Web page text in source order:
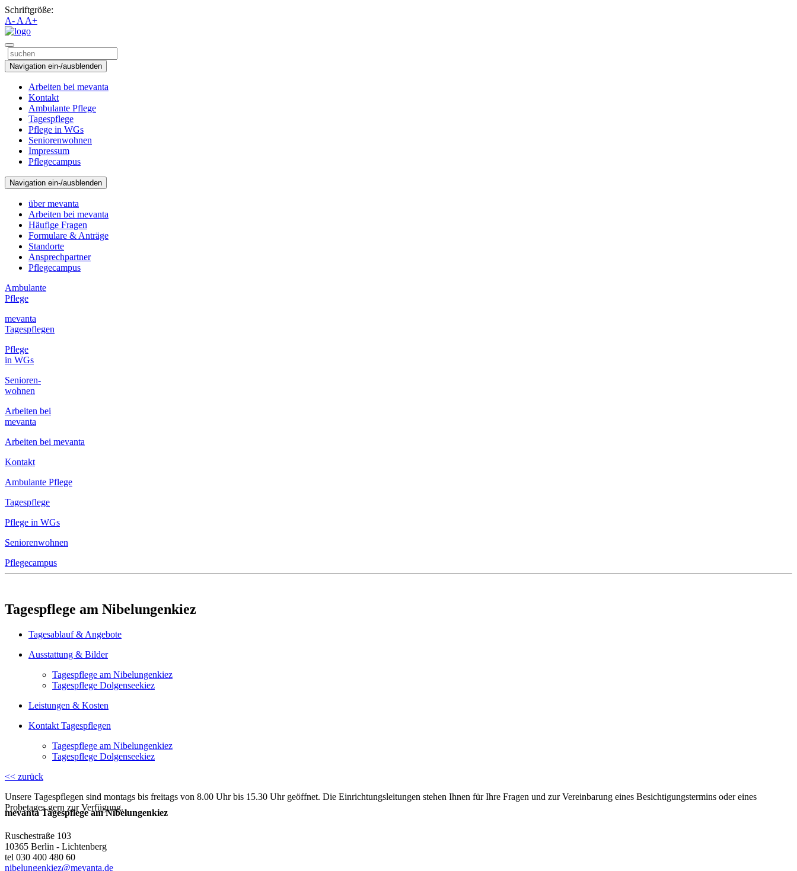
Schriftgröße:
A- A A+
Navigation ein-/ausblenden
Arbeiten bei mevanta
Kontakt
Ambulante Pflege
Tagespflege
Pflege in WGs
Seniorenwohnen
Impressum
Pflegecampus
Navigation ein-/ausblenden
über mevanta
Arbeiten bei mevanta
Häufige Fragen
Formulare & Anträge
Standorte
Ansprechpartner
Pflegecampus
Ambulante
Pflege
mevanta
Tagespflegen
Pflege
in WGs
Senioren-
wohnen
Arbeiten bei
mevanta
Arbeiten bei mevanta
Kontakt
Ambulante Pflege
Tagespflege
Pflege in WGs
Seniorenwohnen
Pflegecampus
Tagespflege am Nibelungenkiez
Tagesablauf & Angebote
Ausstattung & Bilder
Tagespflege am Nibelungenkiez
Tagespflege Dolgenseekiez
Leistungen & Kosten
Kontakt Tagespflegen
Tagespflege am Nibelungenkiez
Tagespflege Dolgenseekiez
<< zurück
Unsere Tagespflegen sind montags bis freitags von 8.00 Uhr bis 15.30 Uhr geöffnet. Die Einrichtungsleitungen stehen Ihnen für Ihre Fragen und zur Vereinbarung eines Besichtigungstermins oder eines
Probetages gern zur Verfügung.
mevanta Tagespflege am Nibelungenkiez
Ruschestraße 103
10365 Berlin - Lichtenberg
tel 030 400 480 60
nibelungenkiez@mevanta.de